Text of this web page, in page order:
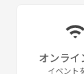
オンライ
イベント